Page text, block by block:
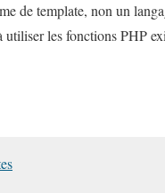
de template, non un
utiliser les fonctions PHP